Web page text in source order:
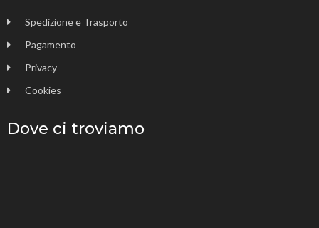
Spedizione e Trasporto
Pagamento
Privacy
Cookies
Dove ci troviamo